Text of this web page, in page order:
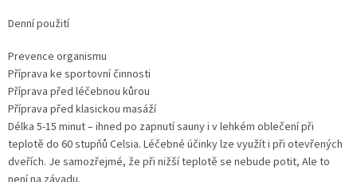
Denní použití
Prevence organismu
Příprava ke sportovní činnosti
Příprava před léčebnou kůrou
Příprava před klasickou masáží
Délka 5-15 minut – ihned po zapnutí sauny i v lehkém oblečení při
teplotě do 60 stupňů Celsia. Léčebné účinky lze využít i při otevřených
dveřích. Je samozřejmé, že při nižší teplotě se nebude potit, Ale to